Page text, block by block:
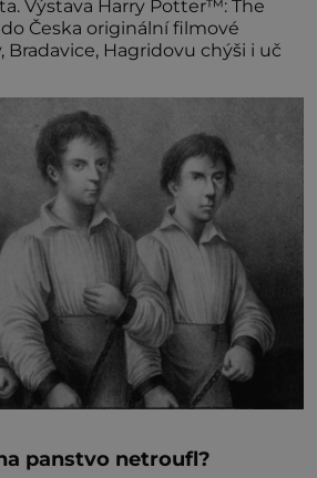
Výstava Harry Potter™: The
Česka originální filmové
Bradavice, Hagridovu chýši i uč
panstvo netroufl?